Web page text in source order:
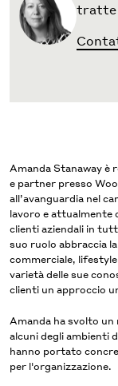
tratte
Amanda Stanaway è
e partner presso
all’avanguardia nel
lavoro e attualmente
clienti aziendali in
suo ruolo abbraccia
commerciale,
varietà delle sue
clienti un approccio
Amanda ha svolto un
alcuni degli ambienti
hanno portato
per l'organizzazione.